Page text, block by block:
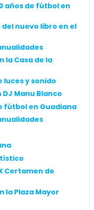
años de fútbol en
del nuevo libro en el
la Casa de la
luces y sonido
Manu Blanco
fútbol en Guadiana
Certamen de
la Plaza Mayor